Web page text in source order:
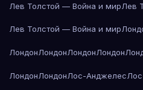
Лев Толстой — Война и мирЛев
Лев Толстой — Война и мир
ЛондонЛондонЛондонЛондон
ЛондонЛондонЛос-Анджелес